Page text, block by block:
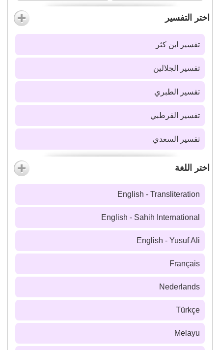
اختر التفسير
تفسير ابن كثر
تفسير الجلالين
تفسير الطبري
تفسير القرطبي
تفسير السعدي
اختر اللغة
English - Transliteration
English - Sahih International
English - Yusuf Ali
Français
Nederlands
Türkçe
Melayu